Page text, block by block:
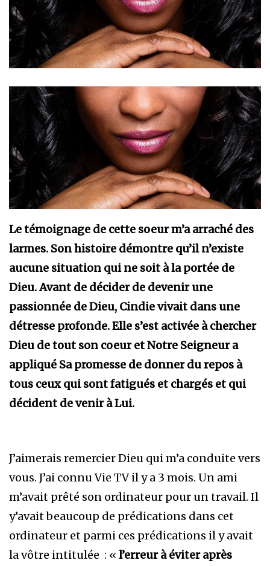
Le témoignage de cette soeur m’a arraché des
larmes. Son histoire démontre qu’il n’existe
aucune situation qui ne soit à la portée de
Dieu. Avant de décider de devenir une
passionnée de Dieu, Cindie vivait dans une
détresse profonde. Elle s’est activée à chercher
Dieu de tout son coeur et Notre Seigneur a
appliqué Sa promesse de donner du repos à
tous ceux qui sont fatigués et chargés et qui
décident de venir à Lui.
J’aimerais remercier Dieu qui m’a conduite vers
vous. J’ai connu Vie TV il y a 3 mois. Un ami
m’avait prêté son ordinateur pour un travail. Il
y’avait beaucoup de prédications dans cet
ordinateur et parmi ces prédications il y avait
la vôtre intitulée : « l’erreur à éviter après